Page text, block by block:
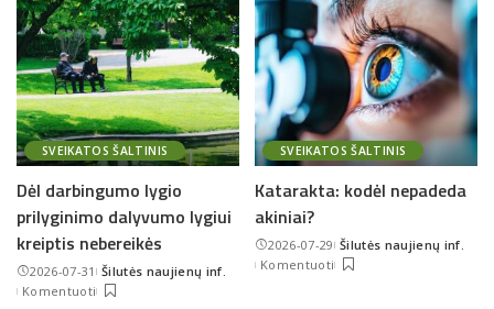
SVEIKATOS ŠALTINIS
Dėl darbingumo lygio
prilyginimo dalyvumo lygiui
kreiptis nebereikės
2026-07-31 Posted
by
Šilutės naujienų inf.
Komentuoti
SVEIKATOS ŠALTINIS
Katarakta: kodėl nepadeda
akiniai?
2026-07-29Posted
by
Šilutės naujienų inf.
Komentuoti